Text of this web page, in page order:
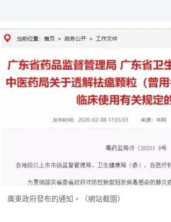
廣東政府發布的通知。（網站截圖）